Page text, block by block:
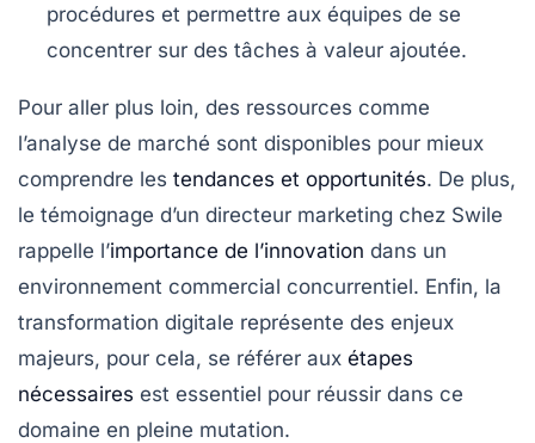
procédures et permettre aux équipes de se
concentrer sur des tâches à valeur ajoutée.
Pour aller plus loin, des ressources comme
l’analyse de marché sont disponibles pour mieux
comprendre les tendances et opportunités. De plus,
le témoignage d’un directeur marketing chez Swile
rappelle l’importance de l’innovation dans un
environnement commercial concurrentiel. Enfin, la
transformation digitale représente des enjeux
majeurs, pour cela, se référer aux étapes
nécessaires est essentiel pour réussir dans ce
domaine en pleine mutation.